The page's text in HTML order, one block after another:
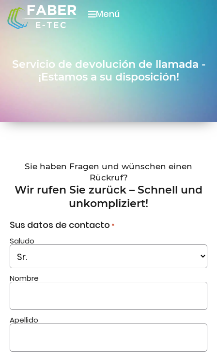
Menú
Servicio de devolución de llamada -
¡Estamos a su disposición!
Sie haben Fragen und wünschen einen
Rückruf?
Wir rufen Sie zurück – Schnell und
unkompliziert!
Sus datos de contacto *
Saludo
Nombre
Apellido